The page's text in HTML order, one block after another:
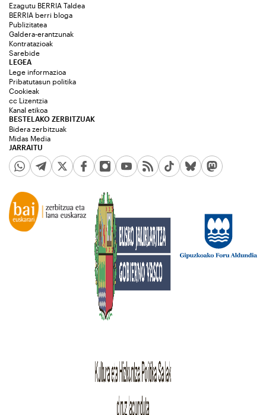
Ezagutu BERRIA Taldea
BERRIA berri bloga
Publizitatea
Galdera-erantzunak
Kontratazioak
Sarebide
JARRAITU
LEGEA
Lege informazioa
Pribatutasun politika
Cookieak
cc Lizentzia
Kanal etikoa
BESTELAKO ZERBITZUAK
Bidera zerbitzuak
Midas Media